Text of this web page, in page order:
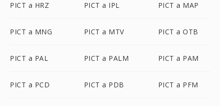
PICT a HRZ PICT a IPL PICT a MAP
PICT a MNG PICT a MTV PICT a OTB
PICT a PAL PICT a PALM PICT a PAM
PICT a PCD PICT a PDB PICT a PFM